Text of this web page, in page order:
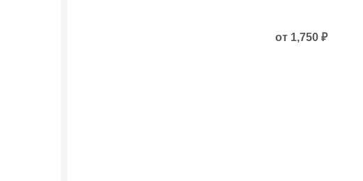
от 1,750 ₽